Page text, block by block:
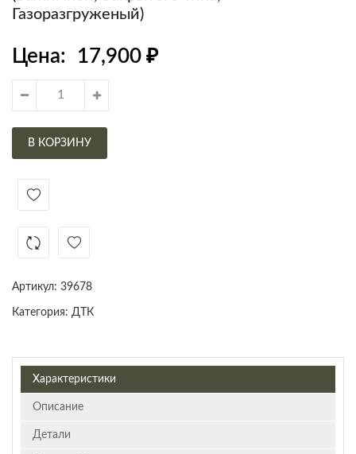
Газоразгруженый)
Цена: 17,900 ₽
В КОРЗИНУ
Артикул: 39678
Категория: ДТК
Характеристики
Описание
Детали